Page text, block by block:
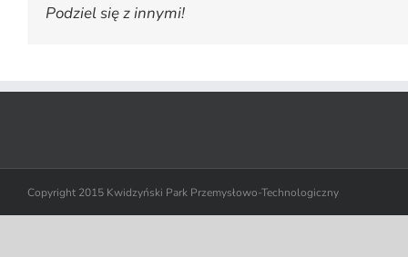
Podziel się z innymi!
Copyright 2015 Kwidzyński Park Przemysłowo-Technologiczny